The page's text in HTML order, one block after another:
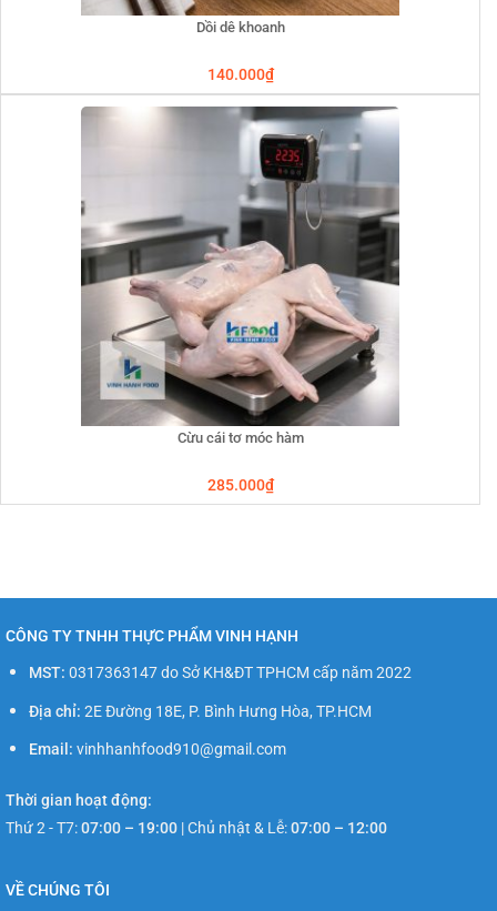
Dồi dê khoanh
140.000₫
Cừu cái tơ móc hàm
285.000₫
CÔNG TY TNHH THỰC PHẨM VINH HẠNH
MST: 0317363147 do Sở KH&ĐT TPHCM cấp năm 2022
Địa chỉ: 2E Đường 18E, P. Bình Hưng Hòa, TP.HCM
Email: vinhhanhfood910@gmail.com
Thời gian hoạt động:
Thứ 2 - T7:07:00 – 19:00 |Chủ nhật & Lễ:07:00 – 12:00
VỀ CHÚNG TÔI